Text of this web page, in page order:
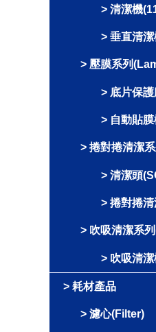
清潔機
垂直清
壓膜系列
底片保
自動貼
捲對捲清潔
清潔頭
捲對捲
吹吸清潔系
吹吸清
耗材產品
濾心(Filter)